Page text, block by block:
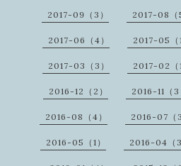
2017-09（3） 2017-08（5
2017-06（4） 2017-05（1
2017-03（3） 2017-02（1
2016-12（2） 2016-11（3
2016-08（4） 2016-07（3
2016-05（1） 2016-04（3